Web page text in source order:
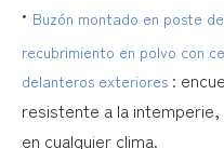
• Buzón montado en poste
recubrimiento en polvo con
delanteros exteriores :
resistente a la
en cualquier clima.